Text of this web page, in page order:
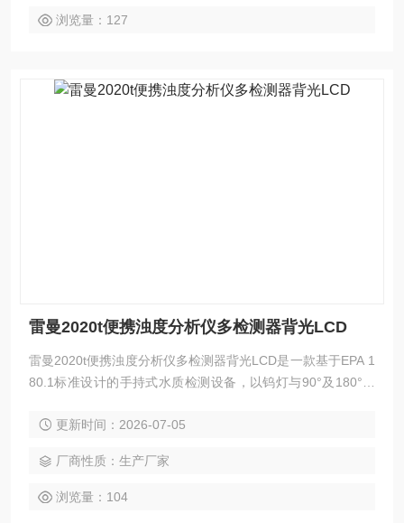
浏览量：127
雷曼2020t便携浊度分析仪多检测器背光LCD
雷曼2020t便携浊度分析仪多检测器背光LCD是一款基于EPA 1
80.1标准设计的手持式水质检测设备，以钨灯与90°及180°双
杂散光影响。大尺寸背光液晶屏配合六行信息显示，在强光及
的人机交互体验。
更新时间：2026-07-05
厂商性质：生产厂家
浏览量：104